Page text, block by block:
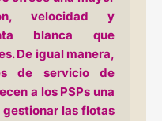
velocidad y
blanca que
De igual manera,
de servicio de
a los PSPs una
las flotas